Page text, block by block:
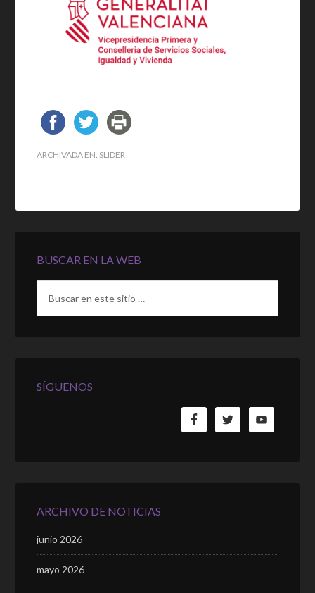
ARCHIVADA EN: SLIDER
BUSCAR EN LA WEB
SÍGUENOS
ARCHIVO DE NOTICIAS
junio 2026
mayo 2026